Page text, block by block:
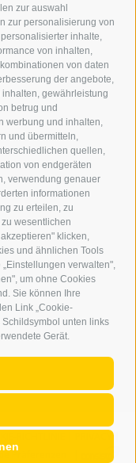
zur auswahl
zur personalisierung von
inhalte,
von inhalten,
von daten
der angebote,
gewährleistung
betrug und
werbung und inhalten,
und übermitteln,
quellen,
von endgeräten
verwendung genauer
informationen
zu erteilen, zu
wesentlichen
klicken,
und ähnlichen Tools
verwalten",
um ohne Cookies
Sie können Ihre
Link „Cookie-
unten links
Gerät.
|
Präferenzen